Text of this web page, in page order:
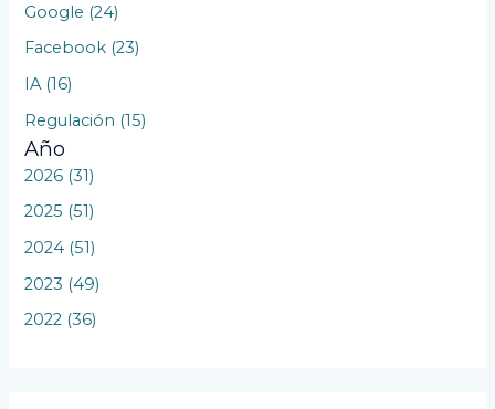
Google (24)
Facebook (23)
IA (16)
Regulación (15)
Año
2026 (31)
2025 (51)
2024 (51)
2023 (49)
2022 (36)